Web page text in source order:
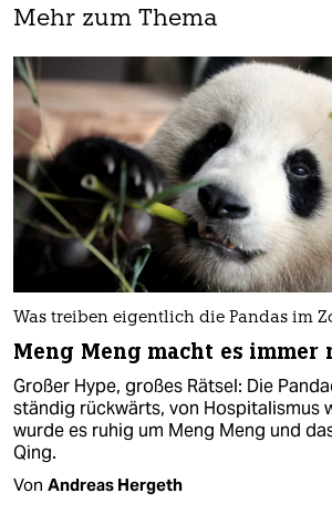
Mehr zum Thema
Was treiben eigentlich die Pandas im
Meng Meng macht es immer
Großer Hype, großes Rätsel: Die
ständig rückwärts, von Hospitalismus
wurde es ruhig um Meng Meng und
Qing.
Von Andreas Hergeth